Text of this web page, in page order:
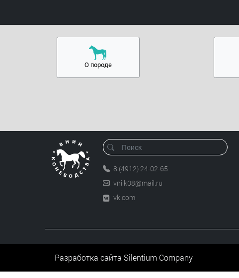
О породе
8 (4912) 24-02-65
vniik08@mail.ru
vk.com
Разработка сайта Silentium Company